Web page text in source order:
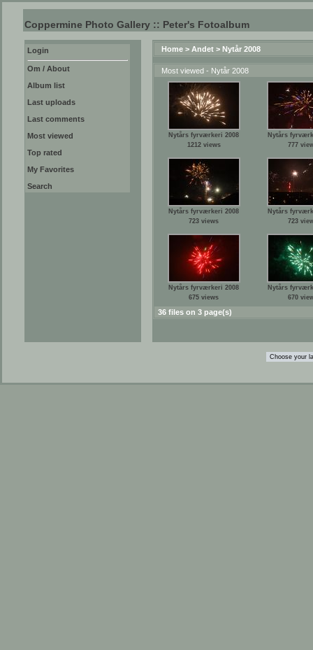
Coppermine Photo Gallery :: Peter's Fotoalbum
Login
Om / About
Album list
Last uploads
Last comments
Most viewed
Top rated
My Favorites
Search
Home > Andet > Nytår 2008
Most viewed - Nytår 2008
Nytårs fyrværkeri 2008
1212 views
Nytårs
777
Nytårs fyrværkeri 2008
723 views
Nytårs
723
Nytårs fyrværkeri 2008
675 views
Nytårs
670
36 files on 3 page(s)